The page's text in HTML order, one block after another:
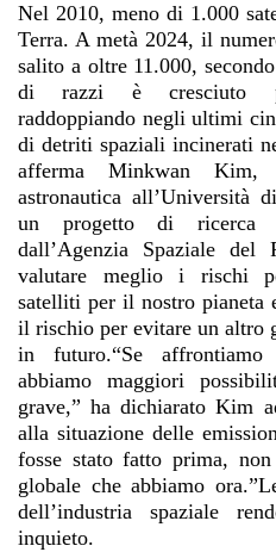
Nel 2010, meno di 1.000
Terra. A metà 2024, il
salito a oltre 11.000,
di razzi è cresciuto
raddoppiando negli ultimi
di detriti spaziali incinerati
afferma Minkwan Kim,
astronautica all’Università
un progetto di ricerca
dall’Agenzia Spaziale
valutare meglio i rischi
satelliti per il nostro pianeta
il rischio per evitare un altro
in futuro.“Se affrontiamo
abbiamo maggiori
grave,” ha dichiarato Kim
alla situazione delle
fosse stato fatto prima,
globale che abbiamo
dell’industria spaziale
inquieto.